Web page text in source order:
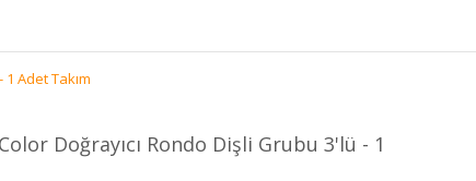
Adet Takım
Doğrayıcı Rondo Dişli Grubu 3'lü - 1